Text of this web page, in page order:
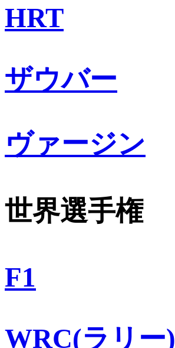
HRT
ザウバー
ヴァージン
世界選手権
F1
WRC(ラリー)